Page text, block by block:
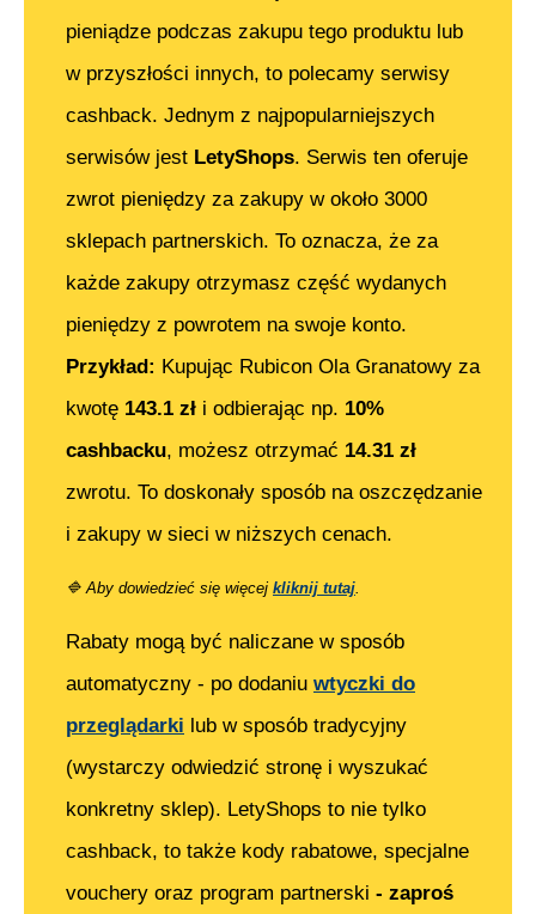
pieniądze podczas zakupu tego produktu lub
w przyszłości innych, to polecamy serwisy
cashback. Jednym z najpopularniejszych
serwisów jest LetyShops. Serwis ten oferuje
zwrot pieniędzy za zakupy w około 3000
sklepach partnerskich. To oznacza, że za
każde zakupy otrzymasz część wydanych
pieniędzy z powrotem na swoje konto.
Przykład: Kupując Rubicon Ola Granatowy za
kwotę 143.1 zł i odbierając np. 10%
cashbacku, możesz otrzymać 14.31 zł
zwrotu. To doskonały sposób na oszczędzanie
i zakupy w sieci w niższych cenach.
🔷 Aby dowiedzieć się więcej kliknij tutaj.
Rabaty mogą być naliczane w sposób
automatyczny - po dodaniu wtyczki do
przeglądarki lub w sposób tradycyjny
(wystarczy odwiedzić stronę i wyszukać
konkretny sklep). LetyShops to nie tylko
cashback, to także kody rabatowe, specjalne
vouchery oraz program partnerski - zaproś